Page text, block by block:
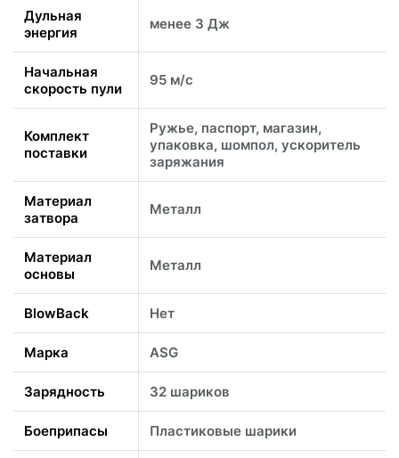
Дульная
энергия
менее 3 Дж
Начальная
скорость пули
95 м/с
Комплект
поставки
Ружье, паспорт, магазин,
упаковка, шомпол, ускоритель
заряжания
Материал
затвора
Металл
Материал
основы
Металл
BlowBack Нет
Марка ASG
Зарядность 32 шариков
Боеприпасы Пластиковые шарики